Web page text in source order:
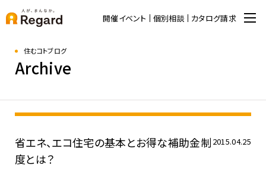
開催イベント 個別相談 カタログ請求
住むコトブログ
Archive
省エネ、エコ住宅の基本とお得な補助金制
度とは？
2015.04.25